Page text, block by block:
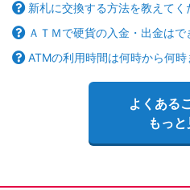
新札に交換する方法を教えてく
ＡＴＭで硬貨の入金・出金はで
ATMの利用時間は何時から何時
よくある
もっ